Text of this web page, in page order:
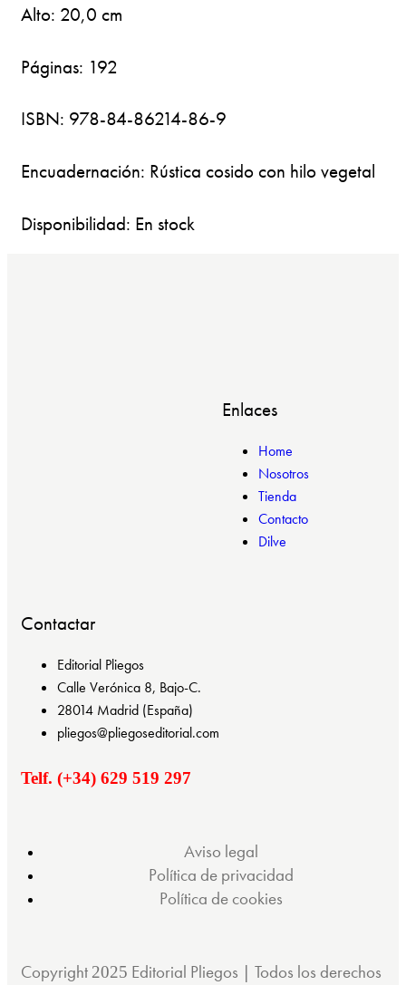
Alto: 20,0 cm
Páginas: 192
ISBN: 978-84-86214-86-9
Encuadernación: Rústica cosido con hilo vegetal
Disponibilidad: En stock
Enlaces
Home
Nosotros
Tienda
Contacto
Dilve
Contactar
Editorial Pliegos
Calle Verónica 8, Bajo-C.
28014 Madrid (España)
pliegos@pliegoseditorial.com
Telf. (+34) 629 519 297
Aviso legal
Política de privacidad
Política de cookies
Copyright 2025 Editorial Pliegos | Todos los derechos